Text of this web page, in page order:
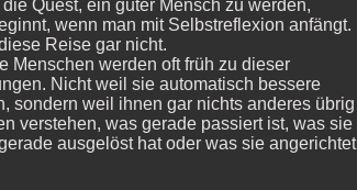
Quest, ein guter Mensch zu werden,
wenn man mit Selbstreflexion anfängt.
Reise gar nicht.
Menschen werden oft früh zu dieser
Nicht weil sie automatisch bessere
sondern weil ihnen gar nichts anderes übrig
verstehen, was gerade passiert ist, was sie
ausgelöst hat oder was sie angerichtet